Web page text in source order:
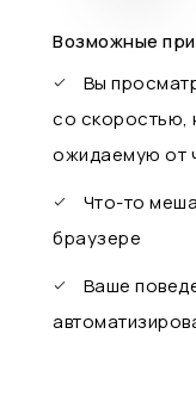
Возможные
Вы
со
ожидаемую от
Что-то
браузере
Ваше